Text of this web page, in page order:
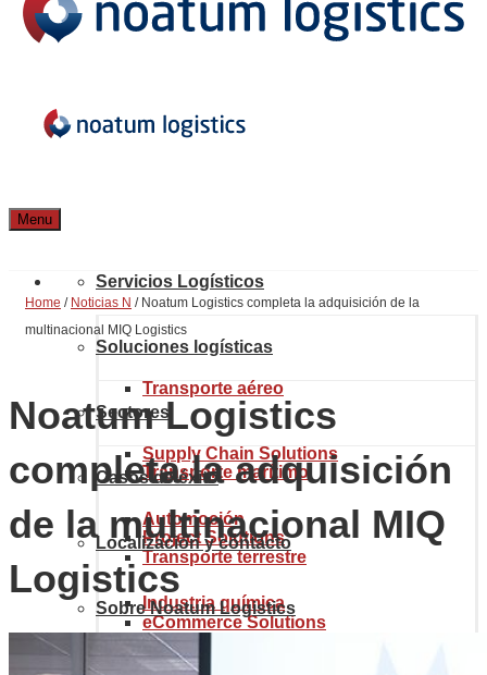
Menu
Servicios Logísticos
Transporte aéreo
Transporte marítimo
Transporte terrestre
Aduanas y comercio internacional
Soluciones logísticas
Supply Chain Solutions
Project Solutions
eCommerce Solutions
Sectores
Automoción
Industria química
Casos de éxito
Localización y contacto
Sobre Noatum Logistics
Home / Noticias N / Noatum Logistics completa la adquisición de la
multinacional MIQ Logistics
Noatum Logistics
completa la adquisición
de la multinacional MIQ
Logistics